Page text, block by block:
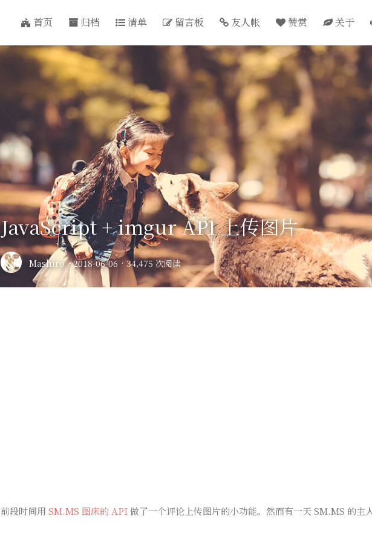
首页 归档 清单 留言板 友人帐 赞赏 关于
JavaScript + imgur API 上传图片
Mashiro · 2018-06-06 · 34,475 次阅读
前段时间用 SM.MS 图床的 API做了一个评论上传图片的小功能。然而有一天 SM.MS 的主